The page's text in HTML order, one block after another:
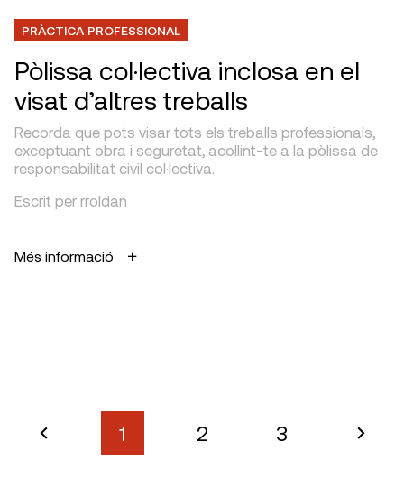
PRÀCTICA PROFESSIONAL
Pòlissa col·lectiva inclosa en el
visat d’altres treballs
Recorda que pots visar tots els treballs professionals,
exceptuant obra i seguretat, acollint-te a la pòlissa de
responsabilitat civil col·lectiva.
Escrit per rroldan
Més informació
1 2 3